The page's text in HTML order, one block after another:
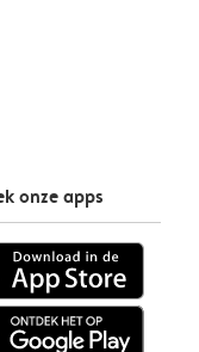
onze apps